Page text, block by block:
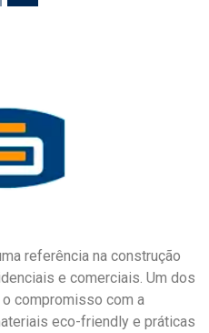
referência na construção
e comerciais. Um dos
compromisso com a
eco-friendly e práticas